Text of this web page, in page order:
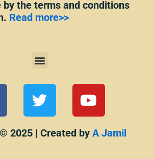
by the terms and conditions
Read more>>
Menu
T
w
i
t
Y
o
u
t
2025 | Created by A Jamil